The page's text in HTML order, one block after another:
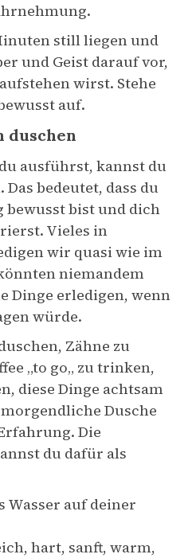
still liegen und
und Geist darauf vor,
wirst. Stehe
auf.
duschen
ausführst, kannst du
bedeutet, dass du
bewusst bist und dich
Vieles in
wir quasi wie im
niemandem
Dinge erledigen, wenn
würde.
Zähne zu
„to go„ zu trinken,
diese Dinge achtsam
Dusche
Die
du dafür als
Wasser auf deiner
hart, sanft, warm,